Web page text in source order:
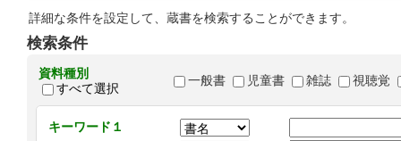
詳細な条件を設定して、蔵書を検索することができます。
検索条件
資料種別
すべて選択
一般書 児童書 雑誌 視聴覚
キーワード１